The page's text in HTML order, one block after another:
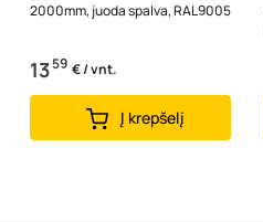
2000mm, juoda spalva, RAL9005
1359 € / vnt.
Į krepšelį